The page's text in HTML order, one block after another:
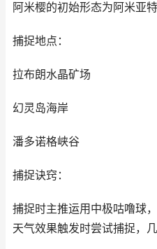
阿米樱的初始形态为阿米亚特
捕捉地点：
拉布朗水晶矿场
幻灵岛海岸
潘多诺格峡谷
捕捉诀窍：
捕捉时主推运用中极咕噜球
天气效果触发时尝试捕捉，几